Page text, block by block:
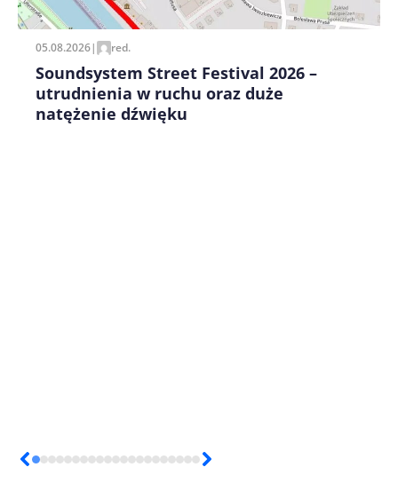
05.08.2026| red.
Soundsystem Street Festival 2026 –
utrudnienia w ruchu oraz duże
natężenie dźwięku